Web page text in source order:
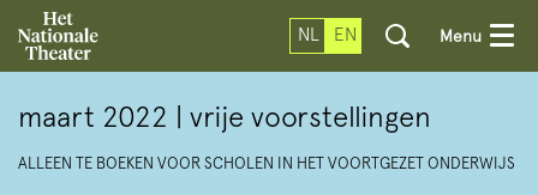
NL EN Menu
maart 2022 | vrije voorstellingen
ALLEEN TE BOEKEN VOOR SCHOLEN IN HET VOORTGEZET ONDERWIJS